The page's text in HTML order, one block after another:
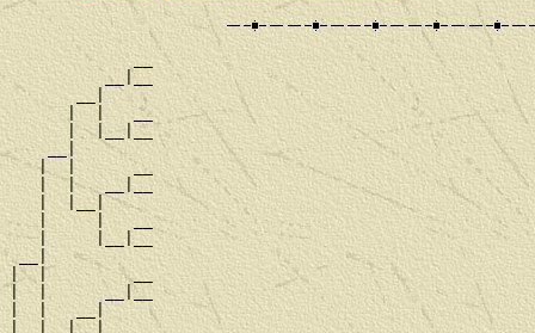
             __
          __|__
       __|
      |  |   __
      |  |__|__
    __|
   |  |      __
   |  |   __|__
   |  |__|
   |     |   __
   |     |__|__
__|
|  |         __
|  |      __|__
|  |   __|
|  |  |  |   __